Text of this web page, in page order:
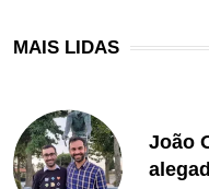
MAIS LIDAS
João